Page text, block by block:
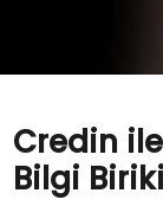
Credin
Bilgi